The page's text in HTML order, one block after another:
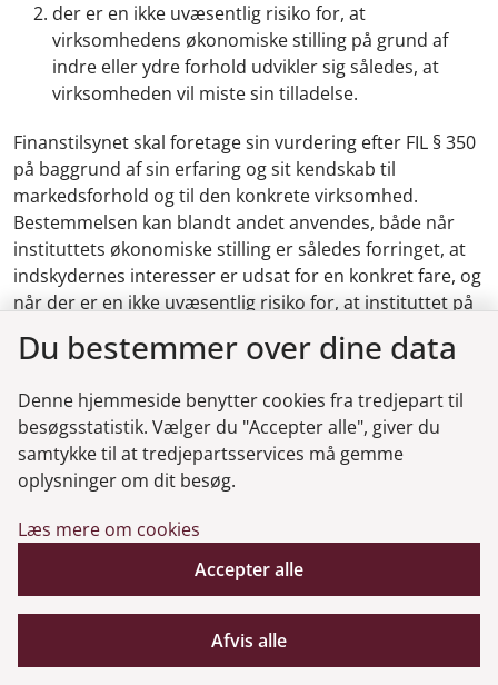
der er en ikke uvæsentlig risiko for, at
virksomhedens økonomiske stilling på grund af
indre eller ydre forhold udvikler sig således, at
virksomheden vil miste sin tilladelse.
Finanstilsynet skal foretage sin vurdering efter FIL § 350
på baggrund af sin erfaring og sit kendskab til
markedsforhold og til den konkrete virksomhed.
Bestemmelsen kan blandt andet anvendes, både når
instituttets økonomiske stilling er således forringet, at
indskydernes interesser er udsat for en konkret fare, og
når der er en ikke uvæsentlig risiko for, at instituttet på
et senere tidspunkt ikke kan opfylde lovens kapitalkrav.
Sidstnævnte er særlig relevant i de tilfælde, hvor
kendskab til markedsforholdene og til det konkrete
institut vurderer, at der er en ikke uvæsentlig risiko for,
at instituttet inden for 2-3 år ikke vil kunne opfylde
kapitalkravene.
Med baggrund i de erfaringer, Finanstilsynet har draget
i forbindelse med de senere års krise i den finansielle
sektor, har tilsynet blandt andet indført Finanstilsynets
tilsynsdiamant, som indeholder grænseværdier for en
række risikofaktorer, som vurderes at have særlig
betydning i relation til forsvarlig drift af
Du bestemmer over dine data
Denne hjemmeside benytter cookies fra tredjepart til
besøgsstatistik. Vælger du "Accepter alle", giver du
samtykke til at tredjepartsservices må gemme
oplysninger om dit besøg.
Læs mere om cookies
Accepter alle
Afvis alle